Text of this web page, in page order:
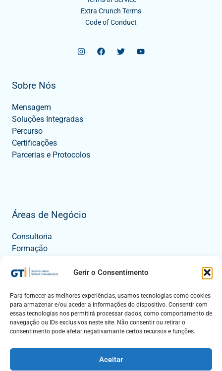
Gerir o Consentimento
Para fornecer as melhores experiências, usamos tecnologias como cookies
para armazenar e/ou aceder a informações do dispositivo. Consentir com
essas tecnologias nos permitirá processar dados, como comportamento de
navegação ou IDs exclusivos neste site. Não consentir ou retirar o
consentimento pode afetar negativamante certos recursos e funções.
Aceitar
Extra Crunch Terms
Code of Conduct
Sobre Nós
Mensagem
Soluções Integradas
Percurso
Certificações
Parcerias e Protocolos
Áreas de Negócio
Consultoria
Formação
Eventos
Contactos
Mapa